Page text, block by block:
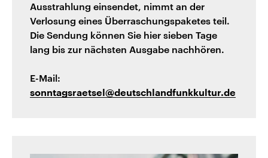
Ausstrahlung einsendet, nimmt an der
Verlosung eines Überraschungspaketes teil.
Die Sendung können Sie hier sieben Tage
lang bis zur nächsten Ausgabe nachhören.
E-Mail:
sonntagsraetsel@deutschlandfunkkultur.de